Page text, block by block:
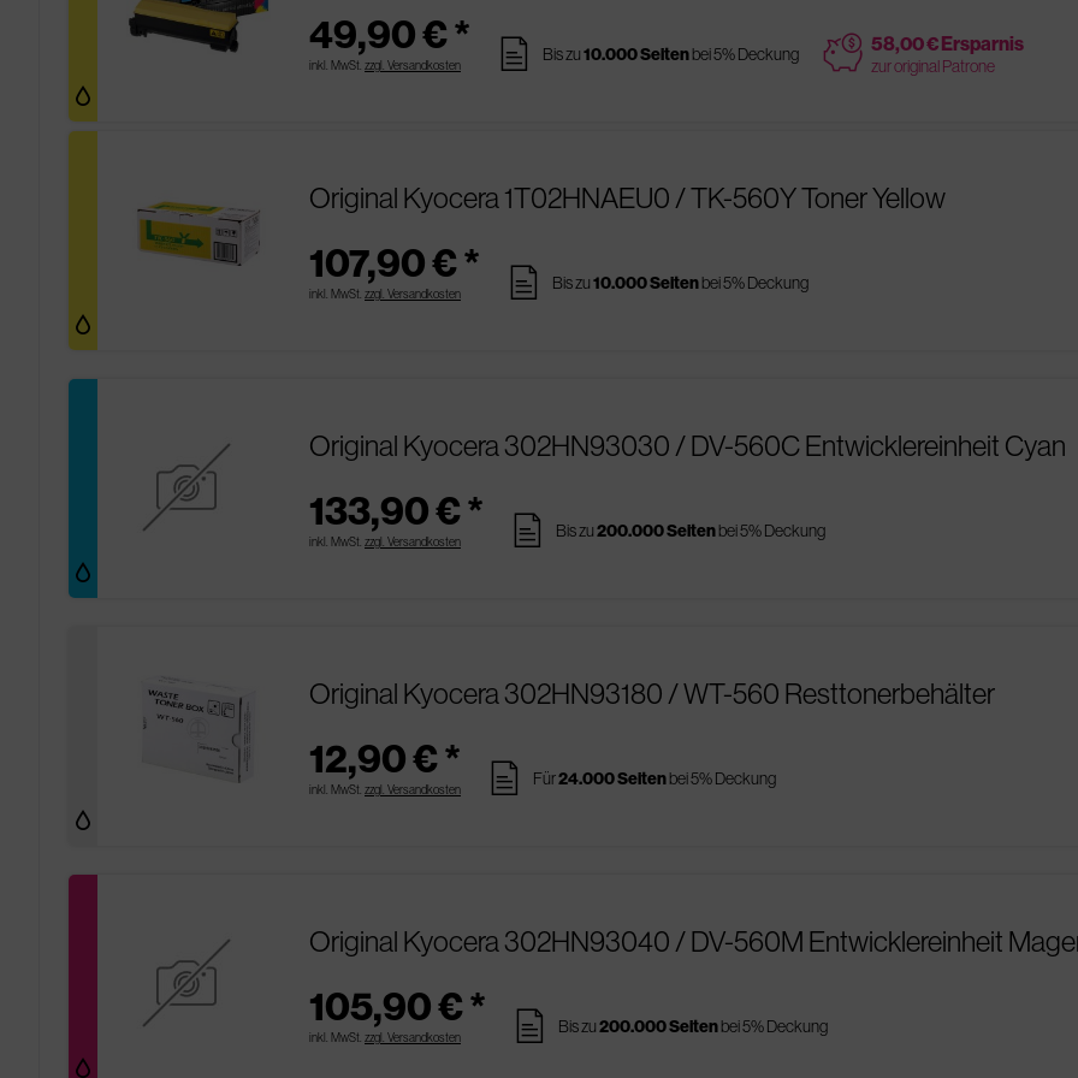
49,90 € *
inkl. MwSt. zzgl. Versandkosten pages Bis zu10.000 Seitenbei 5% Deckung price 58,00 € Ersparnis
zur original Patrone
Original Kyocera 1T02HNAEU0 / TK-560Y Toner Yellow
107,90 € *
inkl. MwSt. zzgl. Versandkosten pages Bis zu10.000 Seitenbei 5% Deckung
Original Kyocera 302HN93030 / DV-560C Entwicklereinheit Cyan
133,90 € *
inkl. MwSt. zzgl. Versandkosten pages Bis zu200.000 Seitenbei 5% Deckung
Original Kyocera 302HN93180 / WT-560 Resttonerbehälter
12,90 € *
inkl. MwSt. zzgl. Versandkosten pages Für24.000 Seitenbei 5% Deckung
Original Kyocera 302HN93040 / DV-560M Entwicklereinheit
105,90 € *
inkl. MwSt. zzgl. Versandkosten pages Bis zu200.000 Seitenbei 5% Deckung